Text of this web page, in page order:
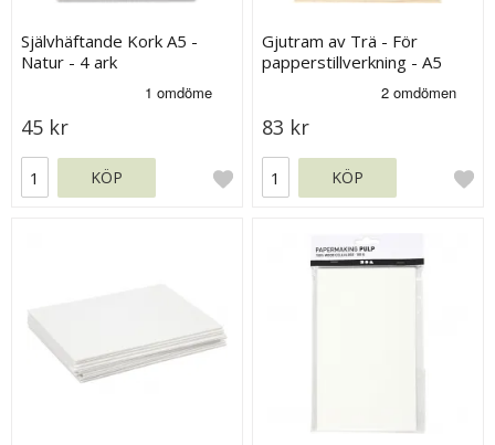
Självhäftande Kork A5 -
Natur - 4 ark
45 kr
KÖP
Gjutram av Trä - För
papperstillverkning - A5
83 kr
KÖP